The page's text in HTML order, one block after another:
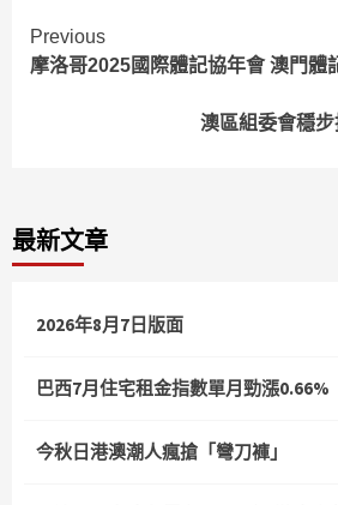
Continue
Reading
Previous
摩洛哥2025國際體記協年會 澳門體
澳區組委會穩
最新文章
2026年8月7日版面
巴西7月住宅租金指數單月勁漲0.66%
今秋日港澳潮人瘋搶「彎刀褲」